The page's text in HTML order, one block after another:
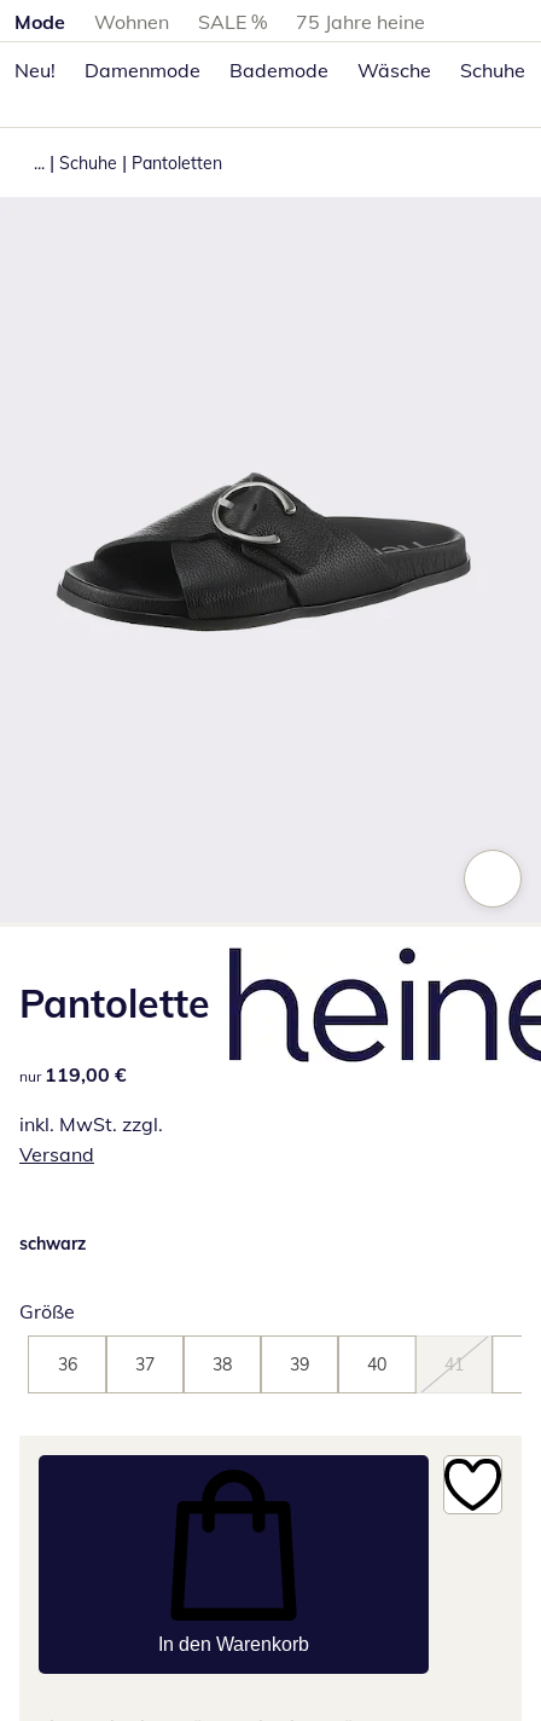
Produktkategorien überspringen
Mode Wohnen SALE %
75 Jahre heine
Neu!
Damenmode Bademode Wäsche Schuhe
... | Schuhe | Pantoletten
Pantolette
119,00 €
nur 119,00 €
inkl. MwSt. zzgl.
Versand
schwarz
Größe
36 37 38 39 40 41
In den Warenkorb